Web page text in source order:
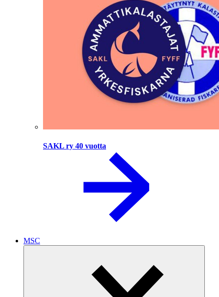
SAKL ry 40 vuotta
MSC